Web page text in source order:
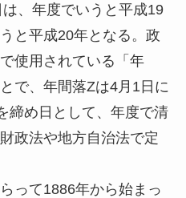
、年度でいうと平成19
と平成20年となる。政
使用されている「年
で、年間落Zは4月1日に
締め日として、年度で清
政法や地方自治法で定
って1886年から始まっ